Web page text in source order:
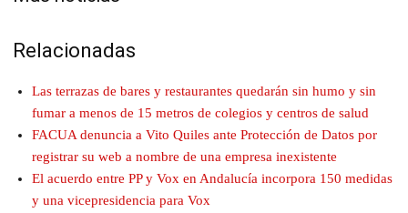
Relacionadas
Las terrazas de bares y restaurantes quedarán sin humo y sin
fumar a menos de 15 metros de colegios y centros de salud
FACUA denuncia a Vito Quiles ante Protección de Datos por
registrar su web a nombre de una empresa inexistente
El acuerdo entre PP y Vox en Andalucía incorpora 150 medidas
y una vicepresidencia para Vox